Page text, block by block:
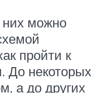
можно
пройти к
До некоторых
а до других